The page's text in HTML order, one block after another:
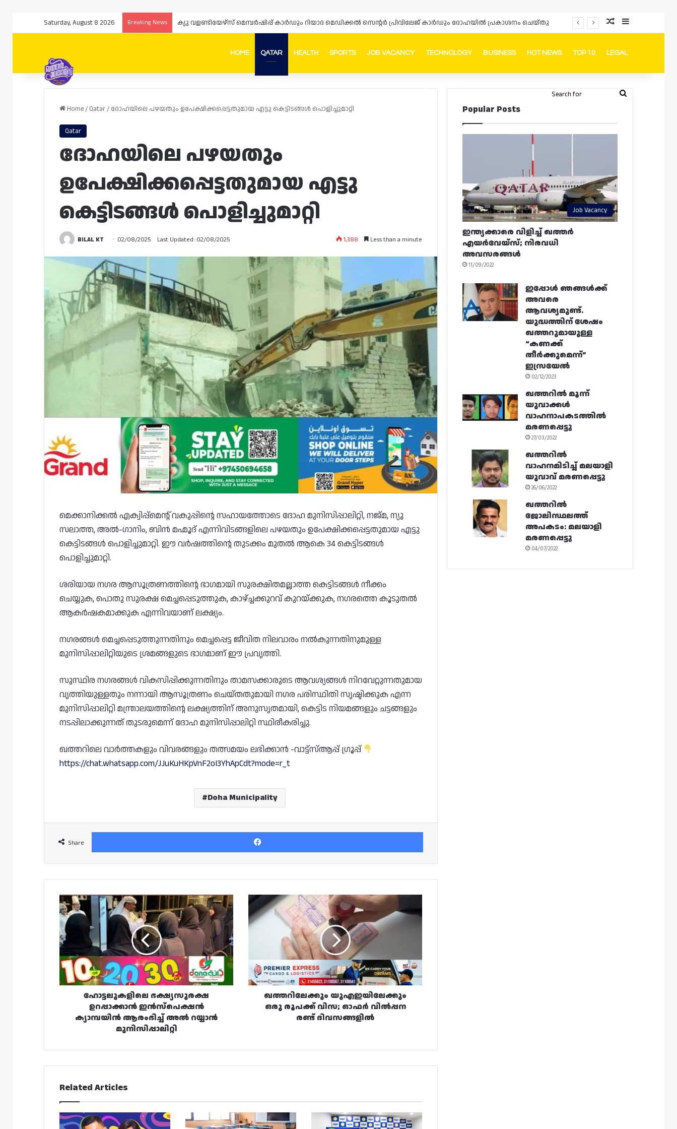
Saturday, August 8 2026 Breaking News ക്യു വളണ്ടിയേഴ്‌സ് മെമ്പർഷിപ്പ് കാർഡും റിയാദ മെഡിക്കൽ സെന്റർ പ്രിവിലേജ് കാർഡും ദോഹയിൽ പ്രകാശനം ചെയ്തു Random Article
Sidebar
HOME QATAR HEALTH SPORTS JOB VACANCY TECHNOLOGY BUSINESS HOT NEWS TOP 10 LEGAL
FacebookInstagram
Telegram
Whatsapp Random Article
Switch skin
Search
Home/ Qatar/ദോഹയിലെ പഴയതും ഉപേക്ഷിക്കപ്പെട്ടതുമായ എട്ടു കെട്ടിടങ്ങൾ പൊളിച്ചുമാറ്റി
Qatar
ദോഹയിലെ പഴയതും
ഉപേക്ഷിക്കപ്പെട്ടതുമായ എട്ടു
കെട്ടിടങ്ങൾ പൊളിച്ചുമാറ്റി
BILAL KT 02/08/2025 Last Updated: 02/08/2025 1,388 Less than a minute
മെക്കാനിക്കൽ എക്വിപ്പ്മെന്റ് വകുപ്പിന്റെ സഹായത്തോടെ ദോഹ മുനിസിപ്പാലിറ്റി, നജ്‌മ, ന്യൂ
സലാത്ത, അൽ-ഗാനിം, ബിൻ മഹ്മൂദ് എന്നിവിടങ്ങളിലെ പഴയതും ഉപേക്ഷിക്കപ്പെട്ടതുമായ എട്ടു
കെട്ടിടങ്ങൾ പൊളിച്ചുമാറ്റി. ഈ വർഷത്തിന്റെ തുടക്കം മുതൽ ആകെ 34 കെട്ടിടങ്ങൾ
പൊളിച്ചുമാറ്റി.
ശരിയായ നഗര ആസൂത്രണത്തിന്റെ ഭാഗമായി സുരക്ഷിതമല്ലാത്ത കെട്ടിടങ്ങൾ നീക്കം
ചെയ്യുക, പൊതു സുരക്ഷ മെച്ചപ്പെടുത്തുക, കാഴ്ച്ചക്കുറവ് കുറയ്ക്കുക, നഗരത്തെ കൂടുതൽ
ആകർഷകമാക്കുക എന്നിവയാണ് ലക്ഷ്യം.
നഗരങ്ങൾ മെച്ചപ്പെടുത്തുന്നതിനും മെച്ചപ്പെട്ട ജീവിത നിലവാരം നൽകുന്നതിനുമുള്ള
മുനിസിപ്പാലിറ്റിയുടെ ശ്രമങ്ങളുടെ ഭാഗമാണ് ഈ പ്രവൃത്തി.
സുസ്ഥിര നഗരങ്ങൾ വികസിപ്പിക്കുന്നതിനും താമസക്കാരുടെ ആവശ്യങ്ങൾ നിറവേറ്റുന്നതുമായ
വൃത്തിയുള്ളതും നന്നായി ആസൂത്രണം ചെയ്തതുമായി നഗര പരിസ്ഥിതി സൃഷ്ടിക്കുക എന്ന
മുനിസിപ്പാലിറ്റി മന്ത്രാലയത്തിന്റെ ലക്ഷ്യത്തിന് അനുസൃതമായി, കെട്ടിട നിയമങ്ങളും ചട്ടങ്ങളും
നടപ്പിലാക്കുന്നത് തുടരുമെന്ന് ദോഹ മുനിസിപ്പാലിറ്റി സ്ഥിരീകരിച്ചു.
ഖത്തറിലെ വാർത്തകളും വിവരങ്ങളും തത്സമയം ലഭിക്കാൻ -വാട്ട്സ്ആപ്പ് ഗ്രൂപ്പ്
https://chat.whatsapp.com/JJuKuHKpVnF2oI3YhApCdt?mode=r_t
Doha Municipality
Share
Facebook
ഹോട്ടലുകളിലെ
ഭക്ഷ്യസുരക്ഷ
ഉറപ്പാക്കാൻ
ഇൻസ്‌പെക്ഷൻ
ക്യാമ്പയിൻ
ആരംഭിച്ച്
അൽ
റയ്യാൻ
മുനിസിപ്പാലിറ്റി
ഹോട്ടലുകളിലെ ഭക്ഷ്യസുരക്ഷ
ഉറപ്പാക്കാൻ ഇൻസ്‌പെക്ഷൻ
ക്യാമ്പയിൻ ആരംഭിച്ച് അൽ റയ്യാൻ
മുനിസിപ്പാലിറ്റി
ഖത്തറിലേക്കും
യുഎഇയിലേക്കും
ഒരു
രൂപക്ക്
വിൽപ്പന
രണ്ട്
ദിവസങ്ങളിൽ
ഖത്തറിലേക്കും യുഎഇയിലേക്കും
ഒരു രൂപക്ക് വിസ; ഓഫർ വിൽപ്പന
രണ്ട് ദിവസങ്ങളിൽ
Related Articles
Popular Posts
Job Vacancy
ഇന്ത്യക്കാരെ വിളിച്ച് ഖത്തർ
എയർവേയ്‌സ്; നിരവധി
അവസരങ്ങൾ
11/09/2022
ഇപ്പോൾ ഞങ്ങൾക്ക്
അവരെ
ആവശ്യമുണ്ട്.
യുദ്ധത്തിന് ശേഷം
ഖത്തറുമായുള്ള
“കണക്ക്
തീർക്കുമെന്ന്”
ഇസ്രയേൽ
02/12/2023
ഖത്തറിൽ മൂന്ന്
യുവാക്കൾ
വാഹനാപകടത്തിൽ
മരണപ്പെട്ടു
27/03/2022
ഖത്തറിൽ
വാഹനമിടിച്ച് മലയാളി
യുവാവ് മരണപ്പെട്ടു
26/06/2022
ഖത്തറിൽ
ജോലിസ്ഥലത്ത്
അപകടം: മലയാളി
മരണപ്പെട്ടു
04/07/2022